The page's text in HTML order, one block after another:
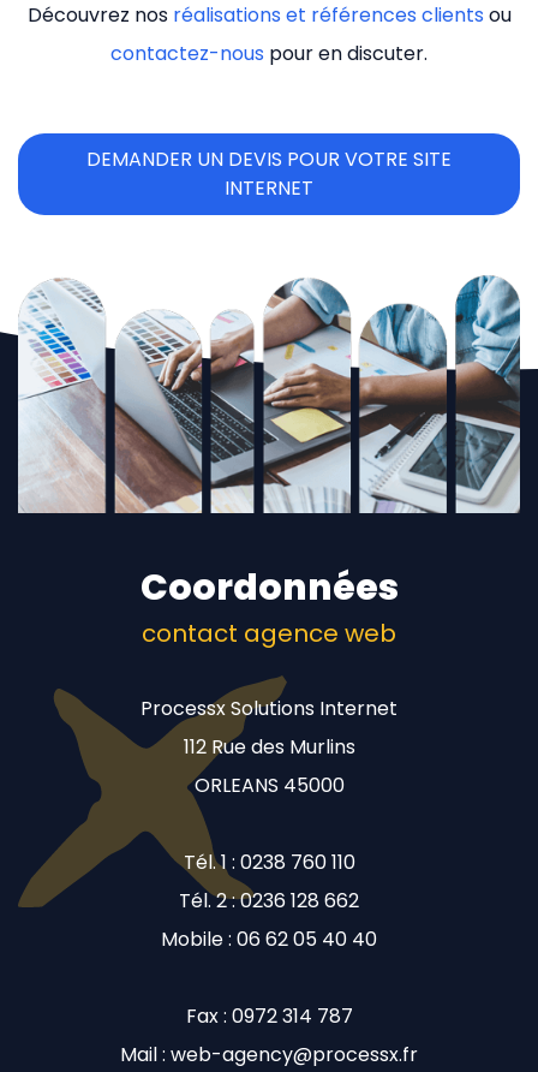
Découvrez nos réalisations et références clients ou
contactez-nous pour en discuter.
DEMANDER UN DEVIS POUR VOTRE SITE
INTERNET
Coordonnées
contact agence web
Processx Solutions Internet
112 Rue des Murlins
ORLEANS 45000
Tél. 1 : 0238 760 110
Tél. 2 : 0236 128 662
Mobile : 06 62 05 40 40
Fax : 0972 314 787
Mail : web-agency@processx.fr